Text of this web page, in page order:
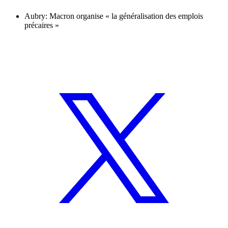
Aubry: Macron organise « la généralisation des emplois
précaires »